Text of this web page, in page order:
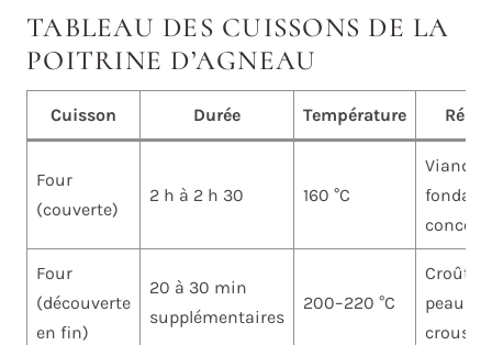
TABLEAU DES CUISSONS DE LA
POITRINE D’AGNEAU
Cuisson Durée Température
Four
(couverte)
2 h à 2 h 30 160 °C
Viande
Four
(découverte
en fin)
20 à 30 min
supplémentaires
200–220 °C
Croûte
peau